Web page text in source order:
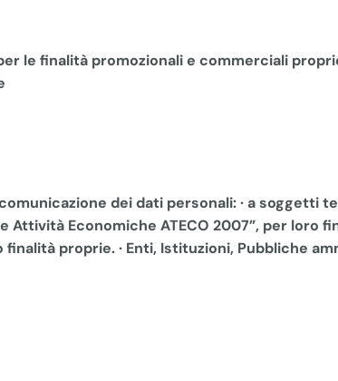
le finalità promozionali e commerciali
dei dati personali: · a soggetti
Economiche ATECO 2007”, per loro
proprie. · Enti, Istituzioni, Pubbliche